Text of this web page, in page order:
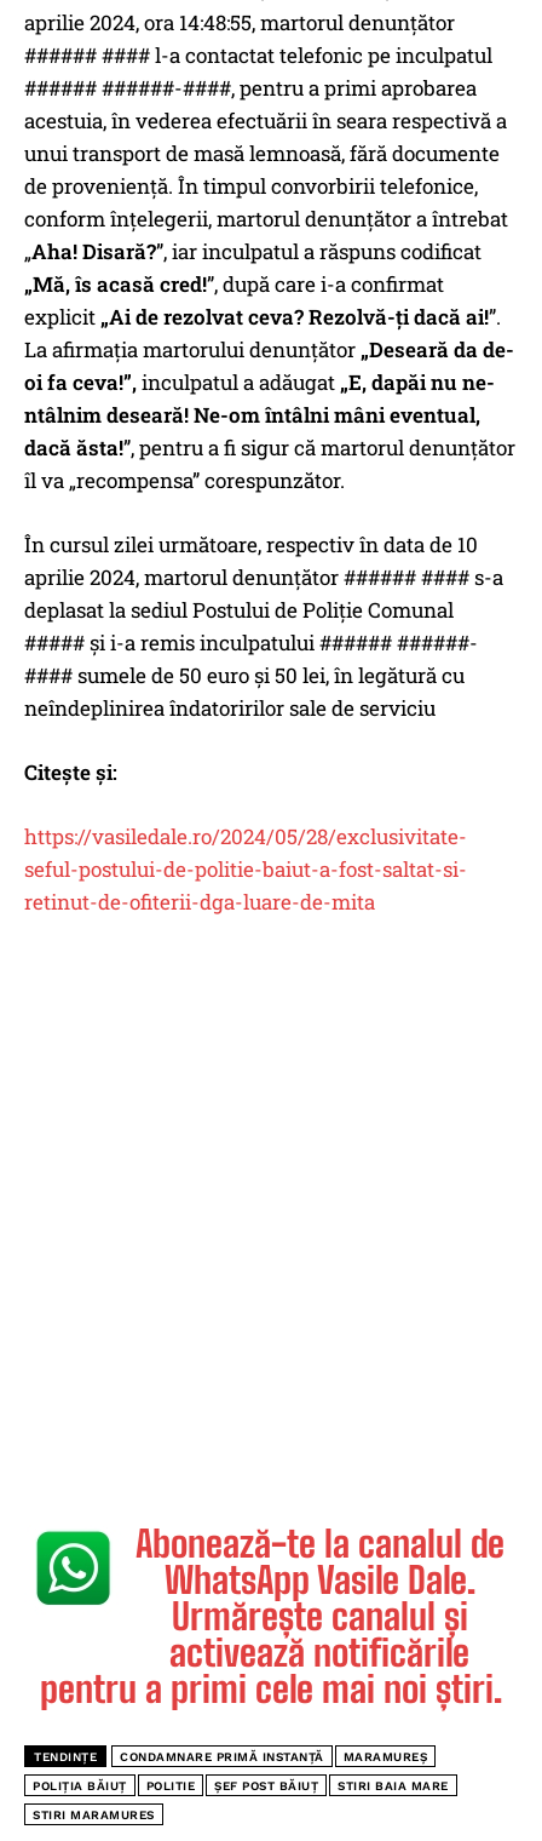
aprilie 2024, ora 14:48:55, martorul denunțător
###### #### l-a contactat telefonic pe inculpatul
###### ######-####, pentru a primi aprobarea
acestuia, în vederea efectuării în seara respectivă a
unui transport de masă lemnoasă, fără documente
de proveniență. În timpul convorbirii telefonice,
conform înțelegerii, martorul denunțător a întrebat
„Aha! Disară?”, iar inculpatul a răspuns codificat
„Mă, îs acasă cred!”, după care i-a confirmat
explicit „Ai de rezolvat ceva? Rezolvă-ți dacă ai!”.
La afirmația martorului denunțător „Deseară da de-
oi fa ceva!”,inculpatul a adăugat „E, dapăi nu ne-
ntâlnim deseară! Ne-om întâlni mâni eventual,
dacă ăsta!”, pentru a fi sigur că martorul denunțător
îl va „recompensa” corespunzător.
În cursul zilei următoare, respectiv în data de 10
aprilie 2024, martorul denunțător ###### #### s-a
deplasat la sediul Postului de Poliție Comunal
##### și i-a remis inculpatului ###### ######-
#### sumele de 50 euro și 50 lei, în legătură cu
neîndeplinirea îndatoririlor sale de serviciu
Citește și:
https://vasiledale.ro/2024/05/28/exclusivitate-
seful-postului-de-politie-baiut-a-fost-saltat-si-
retinut-de-ofiterii-dga-luare-de-mita
Abonează-te la canalul de
WhatsApp Vasile Dale.
Urmărește canalul și
activează notificările
pentru a primi cele mai noi știri.
TENDINȚE CONDAMNARE PRIMĂ INSTANȚĂ MARAMUREȘ
POLIȚIA BĂIUȚ POLITIE ȘEF POST BĂIUȚ STIRI BAIA MARE
STIRI MARAMURES